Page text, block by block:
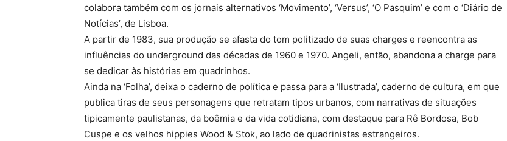
colabora também com os jornais alternativos ‘Movimento’, ‘Versus’, ‘O Pasquim’ e com o ‘Diário de
Notícias’, de Lisboa.
A partir de 1983, sua produção se afasta do tom politizado de suas charges e reencontra as
influências do underground das décadas de 1960 e 1970. Angeli, então, abandona a charge para
se dedicar às histórias em quadrinhos.
Ainda na ‘Folha’, deixa o caderno de política e passa para a ‘Ilustrada’, caderno de cultura, em que
publica tiras de seus personagens que retratam tipos urbanos, com narrativas de situações
tipicamente paulistanas, da boêmia e da vida cotidiana, com destaque para Rê Bordosa, Bob
Cuspe e os velhos hippies Wood & Stok, ao lado de quadrinistas estrangeiros.